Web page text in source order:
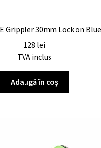
Grippler 30mm Lock on Blue
128 lei
TVA inclus
Adaugă în coș